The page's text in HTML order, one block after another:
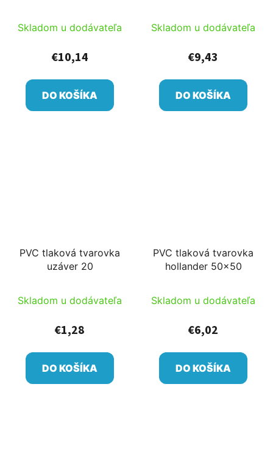
Skladom u dodávateľa
€10,14
DO KOŠÍKA
Skladom u dodávateľa
€9,43
DO KOŠÍKA
PVC tlaková tvarovka
uzáver 20
Skladom u dodávateľa
€1,28
DO KOŠÍKA
PVC tlaková tvarovka
hollander 50x50
Skladom u dodávateľa
€6,02
DO KOŠÍKA